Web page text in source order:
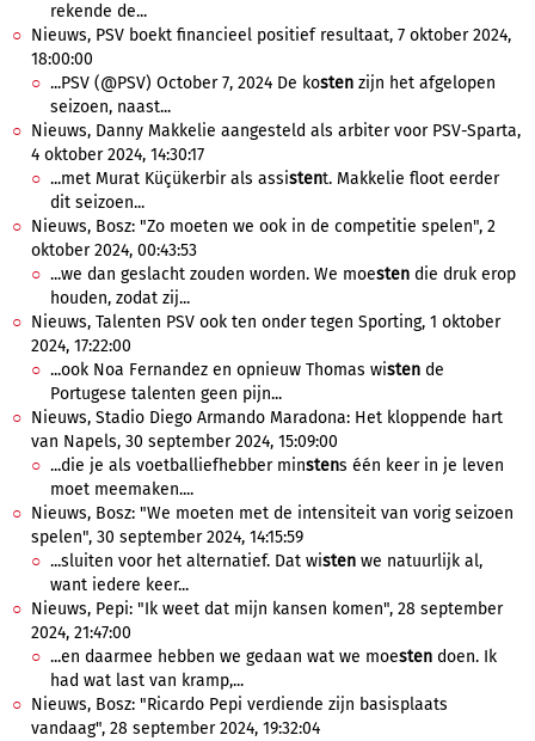
rekende de...
Nieuws, PSV boekt financieel positief resultaat, 7 oktober 2024,
18:00:00
...PSV (@PSV) October 7, 2024 De kosten zijn het afgelopen
seizoen, naast...
Nieuws, Danny Makkelie aangesteld als arbiter voor PSV-Sparta,
4 oktober 2024, 14:30:17
...met Murat Küçükerbir als assistent. Makkelie floot eerder
dit seizoen...
Nieuws, Bosz: "Zo moeten we ook in de competitie spelen", 2
oktober 2024, 00:43:53
...we dan geslacht zouden worden. We moesten die druk erop
houden, zodat zij...
Nieuws, Talenten PSV ook ten onder tegen Sporting, 1 oktober
2024, 17:22:00
...ook Noa Fernandez en opnieuw Thomas wisten de
Portugese talenten geen pijn...
Nieuws, Stadio Diego Armando Maradona: Het kloppende hart
van Napels, 30 september 2024, 15:09:00
...die je als voetballiefhebber minstens één keer in je leven
moet meemaken....
Nieuws, Bosz: "We moeten met de intensiteit van vorig seizoen
spelen", 30 september 2024, 14:15:59
...sluiten voor het alternatief. Dat wisten we natuurlijk al,
want iedere keer...
Nieuws, Pepi: "Ik weet dat mijn kansen komen", 28 september
2024, 21:47:00
...en daarmee hebben we gedaan wat we moesten doen. Ik
had wat last van kramp,...
Nieuws, Bosz: "Ricardo Pepi verdiende zijn basisplaats
vandaag", 28 september 2024, 19:32:04